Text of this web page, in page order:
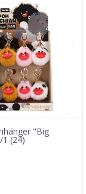
"Big
(24)